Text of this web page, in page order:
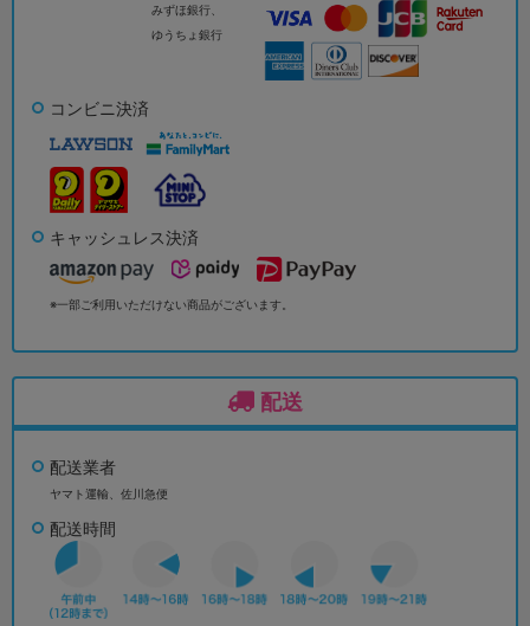
みずほ銀行、
ゆうちょ銀行
コンビニ決済
キャッシュレス決済
※一部ご利用いただけない商品がございます。
配送
配送業者
ヤマト運輸、佐川急便
配送時間